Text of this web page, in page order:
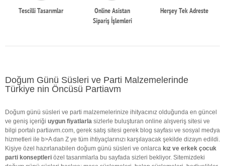
Tescilli Tasarımlar
Online Asistan
Sipariş İşlemleri
Herşey Tek Adreste
Doğum Günü Süsleri ve Parti Malzemelerinde
Türkiye nin Öncüsü Partiavm
Doğum günü süsleri ve parti malzemelerinize ihityacınız olduğunda en güncel
ve geniş içeriği uygun fiyatlarla sizlerle buluşturan online alışveriş sitesi ve
bilgi portalı partiavm.com, gerek satış sitesi gerek blog sayfası ve sosyal medya
hizmetleri ile b>A dan Z ye tüm ihtiyaçlarınızı karşılayacak şekilde dizayn edildi.
Kişiye özel hazırlanabilen doğum günü süsleri ve onlarca kız ve erkek çocuk
parti konseptleri özel tasarımlarla bu sayfada sizleri bekliyor. Sitemizdeki